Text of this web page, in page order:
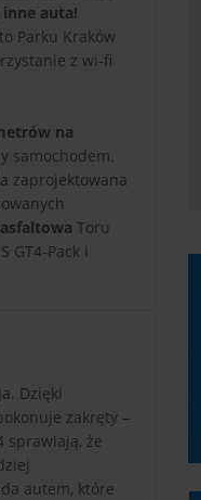
inne auta!
Parku Kraków
z wi-fi
na
samochodem.
zaprojektowana
Toru
GT4-Pack i
Dzięki
zakręty –
sprawiają, że
autem, które